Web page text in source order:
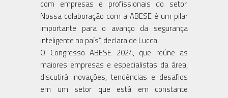
com empresas e profissionais do setor.
Nossa colaboração com a ABESE é um pilar
importante para o avanço da segurança
inteligente no país”, declara de Lucca.
O Congresso ABESE 2024, que reúne as
maiores empresas e especialistas da área,
discutirá inovações, tendências e desafios
em um setor que está em constante